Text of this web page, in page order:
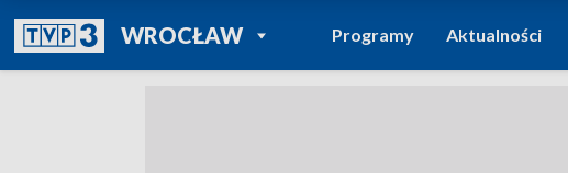
WROCŁAWPOWRÓT DO
TVP REGIONY
Programy Aktualności